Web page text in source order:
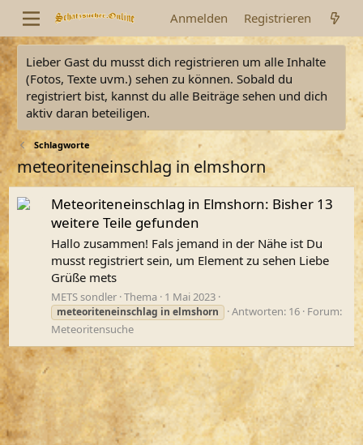
Anmelden Registrieren
Lieber Gast du musst dich registrieren um alle Inhalte
(Fotos, Texte uvm.) sehen zu können. Sobald du
registriert bist, kannst du alle Beiträge sehen und dich
aktiv daran beteiligen.
Schlagworte
meteoriteneinschlag in elmshorn
Meteoriteneinschlag in Elmshorn: Bisher 13
weitere Teile gefunden
Hallo zusammen! Fals jemand in der Nähe ist Du
musst registriert sein, um Element zu sehen Liebe
Grüße mets
METS sondler Thema 1 Mai 2023
meteoriteneinschlag in elmshorn Antworten: 16 Forum:
Meteoritensuche